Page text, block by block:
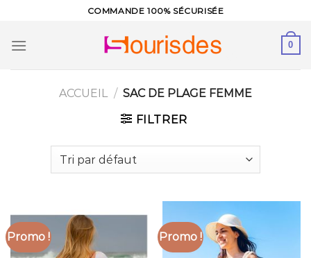
content
COMMANDE 100% SÉCURISÉE
0
ACCUEIL / SAC DE PLAGE FEMME
FILTRER
Promo ! Promo !